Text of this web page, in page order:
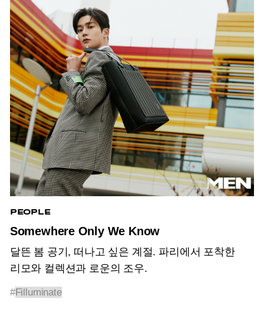
PEOPLE
Somewhere Only We Know
달뜬 봄 공기, 떠나고 싶은 계절. 파리에서 포착한
리모와 컬렉션과 로운의 조우.
#Filluminate